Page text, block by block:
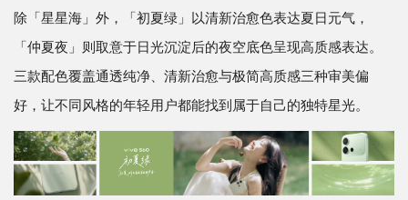
除「星星海」外，「初夏绿」以清新治愈色表达夏日元气，
「仲夏夜」则取意于日光沉淀后的夜空底色呈现高质感表达。
三款配色覆盖通透纯净、清新治愈与极简高质感三种审美偏
好，让不同风格的年轻用户都能找到属于自己的独特星光。